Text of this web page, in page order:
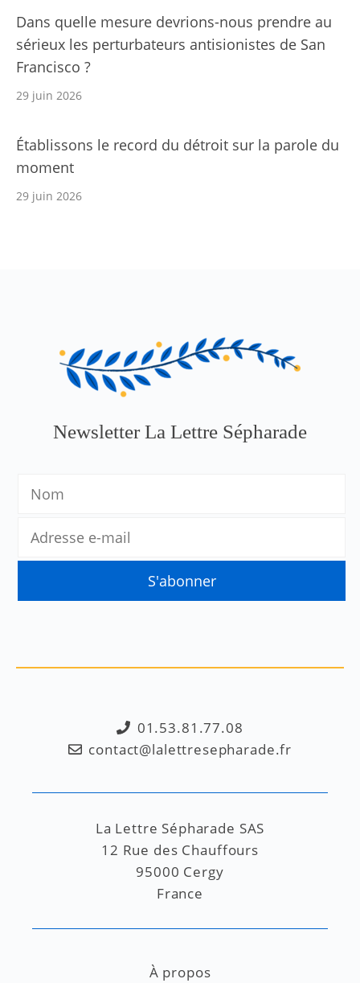
Dans quelle mesure devrions-nous prendre au
sérieux les perturbateurs antisionistes de San
Francisco ?
29 juin 2026
Établissons le record du détroit sur la parole du
moment
29 juin 2026
Newsletter La Lettre Sépharade
01.53.81.77.08
contact@lalettresepharade.fr
La Lettre Sépharade SAS
12 Rue des Chauffours
95000 Cergy
France
À propos